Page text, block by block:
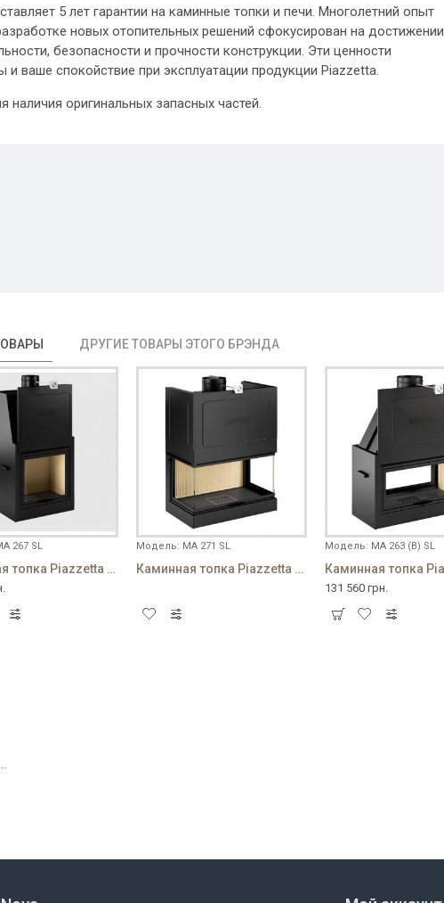
5 лет гарантии на каминные топки и печи. Многолетний опыт
новых отопительных решений сфокусирован на достижении
безопасности и прочности конструкции. Эти ценности
ваше спокойствие при эксплуатации продукции Piazzetta.
наличия оригинальных запасных частей.
ДРУГИЕ ТОВАРЫ ЭТОГО БРЭНДА
267 SL
Каминная топка Piazzetta MA 267 SL
Модель: MA 271 SL
Каминная топка Piazzetta MA 271 SL
Модель: MA 263 (B) SL
131 560 грн.
MA 260 (B) SL